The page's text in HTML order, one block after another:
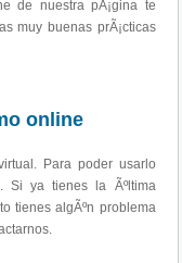
de nuestra pÃ¡gina te
muy buenas prÃ¡cticas
online
Para poder usarlo
. Si ya tienes la Ãºltima
tienes algÃºn problema